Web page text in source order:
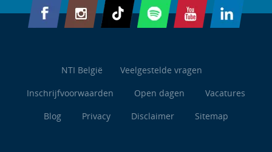
NTI België
Veelgestelde vragen
Inschrijfvoorwaarden
Open dagen
Vacatures
Blog
Privacy Disclaimer Sitemap